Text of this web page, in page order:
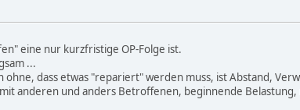
eine nur kurzfristige OP-Folge ist.
...
ohne, dass etwas "repariert" werden muss, ist Abstand,
anderen und anders Betroffenen, beginnende